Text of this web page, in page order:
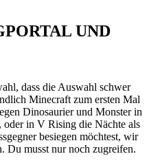
UND
dass die Auswahl schwer
Minecraft zum ersten Mal
Dinosaurier und Monster in
in V Rising die Nächte als
besiegen möchtest, wir
Du musst nur noch zugreifen.